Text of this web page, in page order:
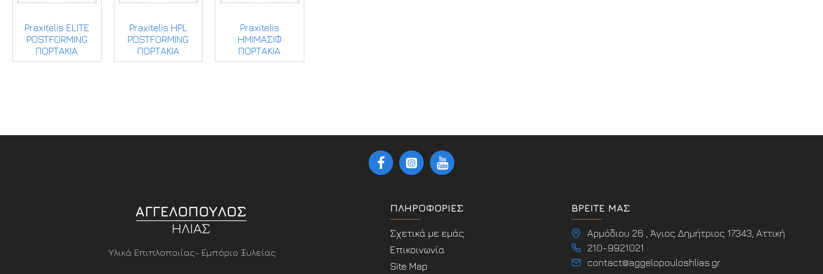
Praxitelis ELITE
POSTFORMING
ΠΟΡΤΑΚΙΑ
Praxitelis HPL
POSTFORMING
ΠΟΡΤΑΚΙΑ
Praxitelis
ΗΜΙΜΑΣΙΦ
ΠΟΡΤΑΚΙΑ
Υλικά Επιπλοποιίας- Εμπόριο Ξυλείας
ΠΛΗΡΟΦΟΡΊΕΣ
Σχετικά με εμάς
Επικοινωνία
Site Map
ΒΡΕΊΤΕ ΜΑΣ
Αρμόδιου 26 , Άγιος Δημήτριος 17343, Αττική
210-9921021
contact@aggelopouloshlias.gr